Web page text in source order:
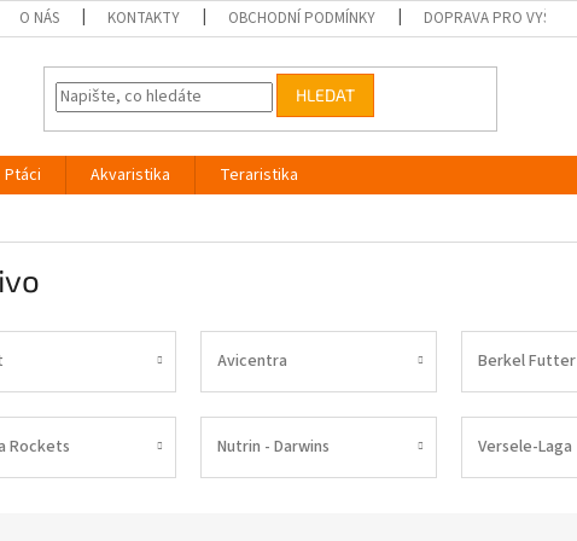
O NÁS KONTAKTY OBCHODNÍ PODMÍNKY DOPRAVA PRO VYŠKOV
HLEDAT
Ptáci Akvaristika
Teraristika
Avicentra Berkel Futter
Rockets Nutrin - Darwins Versele-Laga